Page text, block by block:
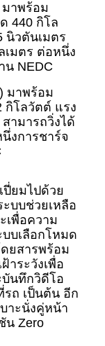
มาพร้อม
440 กิโล
นิวตันเมตร
เมตร ต่อหนึ่ง
น NEDC
มาพร้อม
กิโลวัตต์ แรง
ามารถวิ่งได้
งการชาร์จ
ปี่ยมไปด้วย
บบช่วยเหลือ
เพื่อความ
บเลือกโหมด
ยสารพร้อม
าระวังเพื่อ
นทึกวิดีโอ
ถ เป็นต้น อีก
าะนั่งคู่หน้า
น Zero